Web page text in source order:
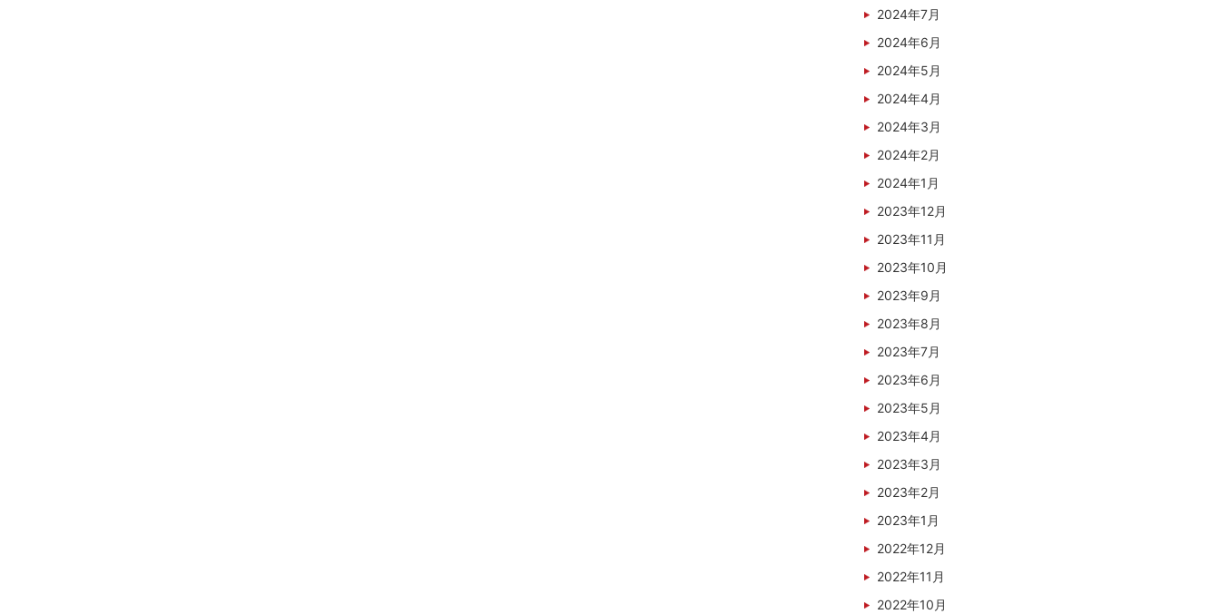
2024年7月
2024年6月
2024年5月
2024年4月
2024年3月
2024年2月
2024年1月
2023年12月
2023年11月
2023年10月
2023年9月
2023年8月
2023年7月
2023年6月
2023年5月
2023年4月
2023年3月
2023年2月
2023年1月
2022年12月
2022年11月
2022年10月